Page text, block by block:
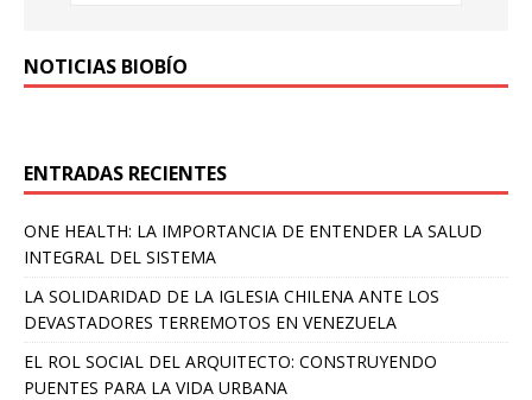
NOTICIAS BIOBÍO
ENTRADAS RECIENTES
ONE HEALTH: LA IMPORTANCIA DE ENTENDER LA SALUD
INTEGRAL DEL SISTEMA
LA SOLIDARIDAD DE LA IGLESIA CHILENA ANTE LOS
DEVASTADORES TERREMOTOS EN VENEZUELA
EL ROL SOCIAL DEL ARQUITECTO: CONSTRUYENDO
PUENTES PARA LA VIDA URBANA